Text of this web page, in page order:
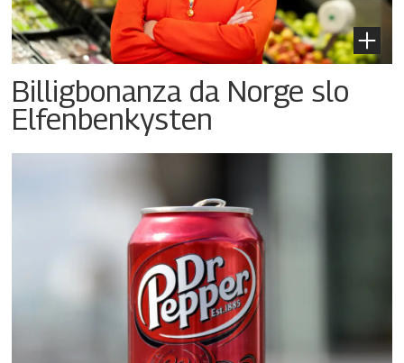
Billigbonanza da Norge slo
Elfenbenkysten